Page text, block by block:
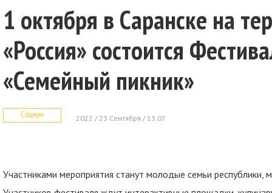
1 октября в Саранске на
«Россия» состоится
«Семейный пикник»
Социум 2022 / 23 Сентября / 13:07
Участниками мероприятия станут молодые семьи республики,